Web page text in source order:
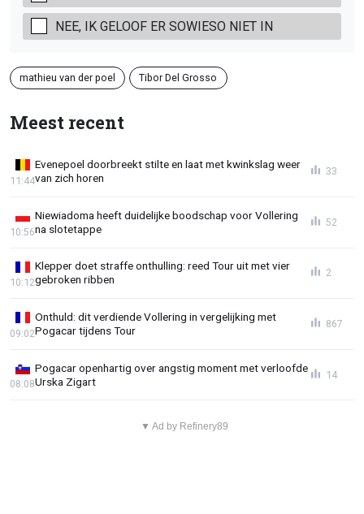
NEE, IK GELOOF ER SOWIESO NIET IN
mathieu van der poel Tibor Del Grosso
Meest recent
Evenepoel doorbreekt stilte en laat met kwinkslag weer
van zich horen
11:44
33
Niewiadoma heeft duidelijke boodschap voor Vollering
na slotetappe
10:56
52
Klepper doet straffe onthulling: reed Tour uit met vier
gebroken ribben
10:12
2
Onthuld: dit verdiende Vollering in vergelijking met
Pogacar tijdens Tour
09:02
867
Pogacar openhartig over angstig moment met verloofde
Urska Zigart
08:08
14
▼ Ad by Refinery89